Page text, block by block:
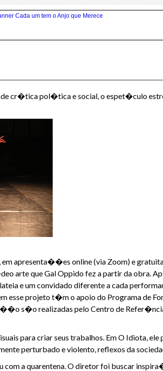
cr�tica pol�tica e social, o espet�culo
apresenta��es online (via Zoom) e
arte que Gal Oppido fez a partir da obra.
e um convidado diferente a cada
esse projeto t�m o apoio do Programa de
s�o realizadas pelo Centro de
para criar seus trabalhos. Em O Idiota, ele
perturbado e violento, reflexos da
com a quarentena. O diretor foi buscar